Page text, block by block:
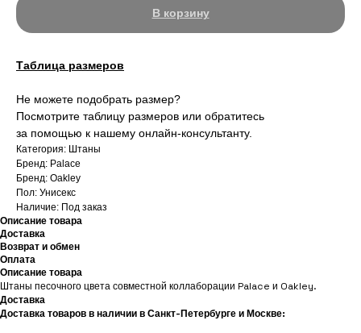
В корзину
Таблица размеров
Не можете подобрать размер?
Посмотрите таблицу размеров или обратитесь
за помощью к нашему онлайн-консультанту.
Категория: Штаны
Бренд: Palace
Бренд: Oakley
Пол: Унисекс
Наличие: Под заказ
Описание товара
Доставка
Возврат и обмен
Оплата
Описание товара
Штаны песочного цвета совместной коллаборации Palace и Oakley.
Доставка
Доставка товаров в наличии в Санкт-Петербурге и Москве: